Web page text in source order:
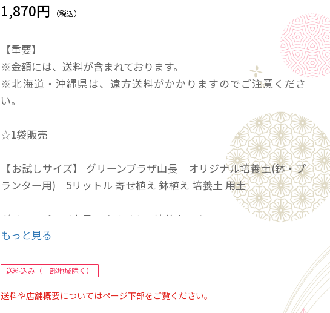
1,870円 （税込）
【重要】
※金額には、送料が含まれております。
※北海道・沖縄県は、遠方送料がかかりますのでご注意くださ
い。
☆1袋販売
【お試しサイズ】 グリーンプラザ山長 オリジナル培養土(鉢・プ
ランター用) 5リットル 寄せ植え 鉢植え 培養土 用土
グリーンプラザ山長のオリジナル培養土です。
当店のオリジナル培養土は、直営農場でも使用している土や肥料
水はけが良く、比較的軽い土になっています。
ピートモスと完熟バークたい肥をベースとして使用しているの
もっと見る
送料込み（一部地域除く）
送料や店舗概要についてはページ下部をご覧ください。